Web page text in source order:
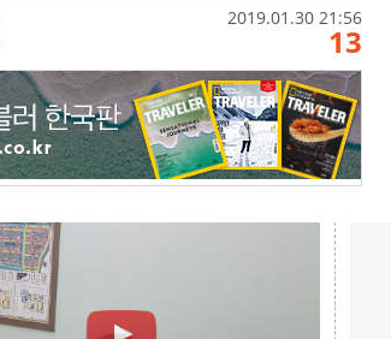
2019.01.30 21:56
13